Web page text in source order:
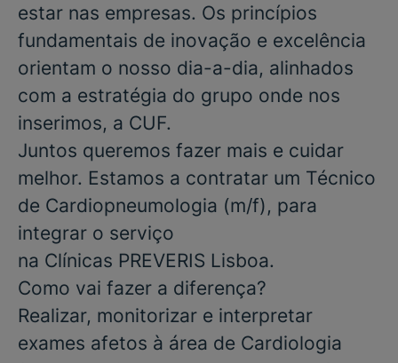
estar nas empresas. Os princípios
fundamentais de inovação e excelência
orientam o nosso dia-a-dia, alinhados
com a estratégia do grupo onde nos
inserimos, a CUF.
Juntos queremos fazer mais e cuidar
melhor. Estamos a contratar um Técnico
de Cardiopneumologia (m/f), para
integrar o serviço
na Clínicas PREVERIS Lisboa.
Como vai fazer a diferença?
Realizar, monitorizar e interpretar
exames afetos à área de Cardiologia